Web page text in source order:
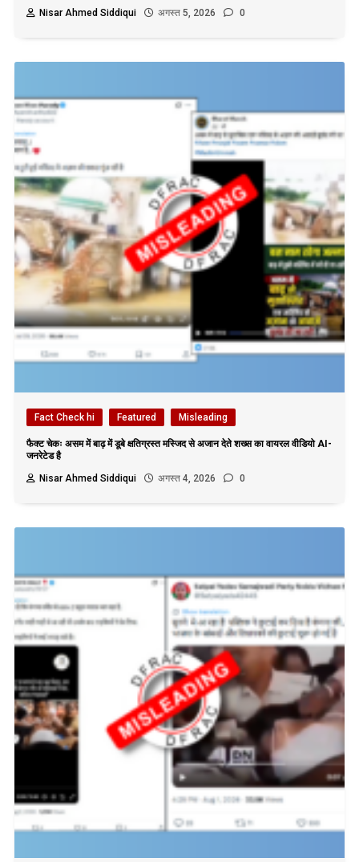
Nisar Ahmed Siddiqui अगस्त 5, 2026 0
Fact Check hi Featured Misleading
फैक्ट चेकः असम में बाढ़ में डूबे क्षतिग्रस्त मस्जिद से अजान देते शख्स का वायरल वीडियो AI-
जनरेटेड है
Nisar Ahmed Siddiqui
अगस्त 4, 2026 0